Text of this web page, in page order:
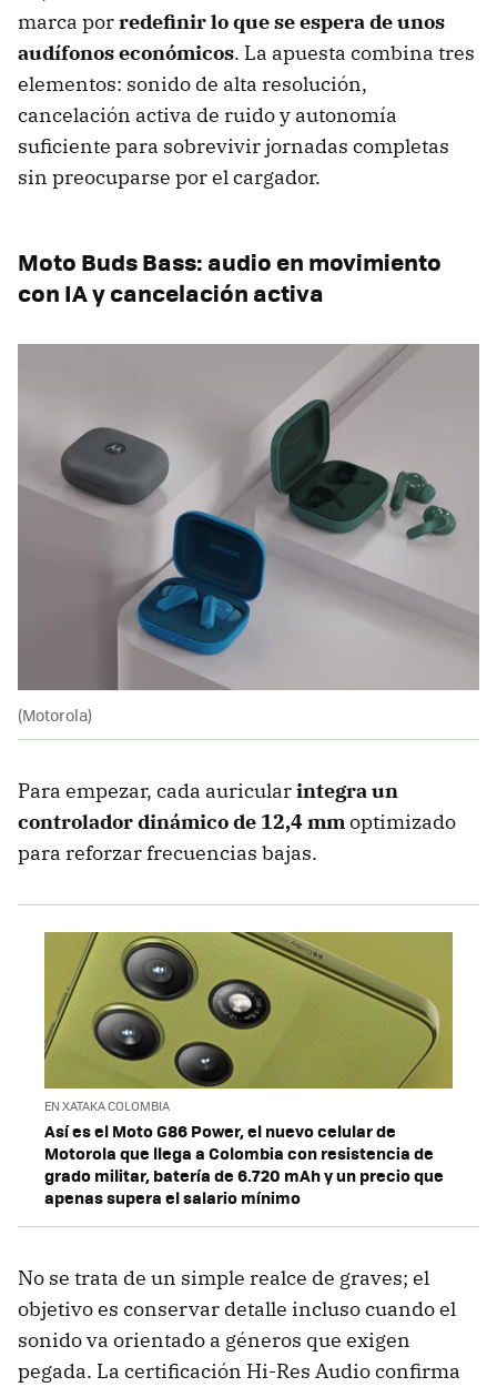
marca porredefinir lo que se espera de unos
audífonos económicos. La apuesta combina tres
elementos: sonido de alta resolución,
cancelación activa de ruido y autonomía
suficiente para sobrevivir jornadas completas
sin preocuparse por el cargador.
Moto Buds Bass: audio en movimiento
con IA y cancelación activa
(Motorola)
Para empezar, cada auricularintegra un
controlador dinámico de 12,4 mmoptimizado
para reforzar frecuencias bajas.
EN XATAKA COLOMBIA
Así es el Moto G86 Power, el nuevo celular de
Motorola que llega a Colombia con resistencia de
grado militar, batería de 6.720 mAh y un precio que
apenas supera el salario mínimo
No se trata de un simple realce de graves; el
objetivo es conservar detalle incluso cuando el
sonido va orientado a géneros que exigen
pegada. La certificación Hi-Res Audio confirma